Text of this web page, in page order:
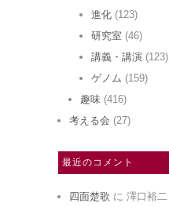
進化 (123)
研究室 (46)
講義・講演 (123)
ゲノム (159)
趣味 (416)
考える会 (27)
最近のコメント
四面楚歌 に 澤口裕二